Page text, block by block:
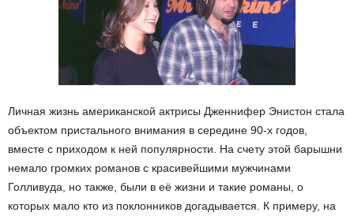
Личная жизнь американской актрисы Дженнифер Энистон стала
объектом пристального внимания в середине 90-х годов,
вместе с приходом к ней популярности. На счету этой барышни
немало громких романов с красивейшими мужчинами
Голливуда, но также, были в её жизни и такие романы, о
которых мало кто из поклонников догадывается. К примеру, на